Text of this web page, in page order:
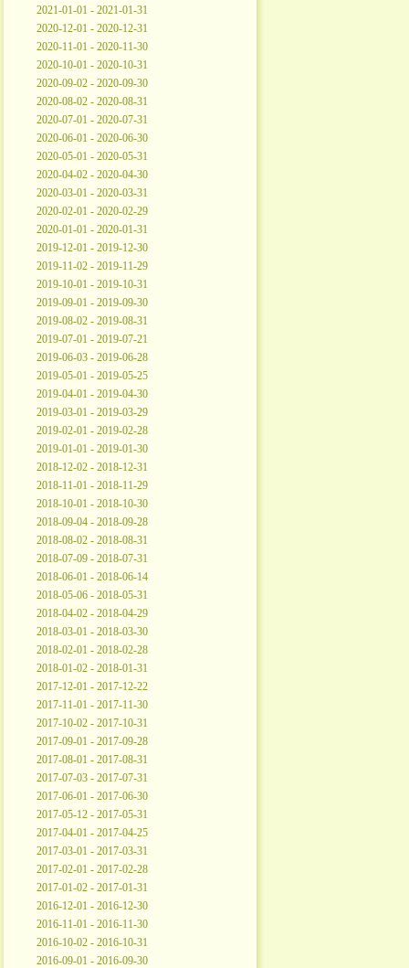
2021-01-01 - 2021-01-31
2020-12-01 - 2020-12-31
2020-11-01 - 2020-11-30
2020-10-01 - 2020-10-31
2020-09-02 - 2020-09-30
2020-08-02 - 2020-08-31
2020-07-01 - 2020-07-31
2020-06-01 - 2020-06-30
2020-05-01 - 2020-05-31
2020-04-02 - 2020-04-30
2020-03-01 - 2020-03-31
2020-02-01 - 2020-02-29
2020-01-01 - 2020-01-31
2019-12-01 - 2019-12-30
2019-11-02 - 2019-11-29
2019-10-01 - 2019-10-31
2019-09-01 - 2019-09-30
2019-08-02 - 2019-08-31
2019-07-01 - 2019-07-21
2019-06-03 - 2019-06-28
2019-05-01 - 2019-05-25
2019-04-01 - 2019-04-30
2019-03-01 - 2019-03-29
2019-02-01 - 2019-02-28
2019-01-01 - 2019-01-30
2018-12-02 - 2018-12-31
2018-11-01 - 2018-11-29
2018-10-01 - 2018-10-30
2018-09-04 - 2018-09-28
2018-08-02 - 2018-08-31
2018-07-09 - 2018-07-31
2018-06-01 - 2018-06-14
2018-05-06 - 2018-05-31
2018-04-02 - 2018-04-29
2018-03-01 - 2018-03-30
2018-02-01 - 2018-02-28
2018-01-02 - 2018-01-31
2017-12-01 - 2017-12-22
2017-11-01 - 2017-11-30
2017-10-02 - 2017-10-31
2017-09-01 - 2017-09-28
2017-08-01 - 2017-08-31
2017-07-03 - 2017-07-31
2017-06-01 - 2017-06-30
2017-05-12 - 2017-05-31
2017-04-01 - 2017-04-25
2017-03-01 - 2017-03-31
2017-02-01 - 2017-02-28
2017-01-02 - 2017-01-31
2016-12-01 - 2016-12-30
2016-11-01 - 2016-11-30
2016-10-02 - 2016-10-31
2016-09-01 - 2016-09-30